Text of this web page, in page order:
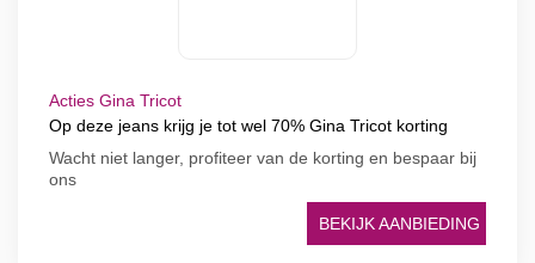
Acties Gina Tricot
Op deze jeans krijg je tot wel 70% Gina Tricot korting
Wacht niet langer, profiteer van de korting en bespaar bij
ons
BEKIJK AANBIEDING